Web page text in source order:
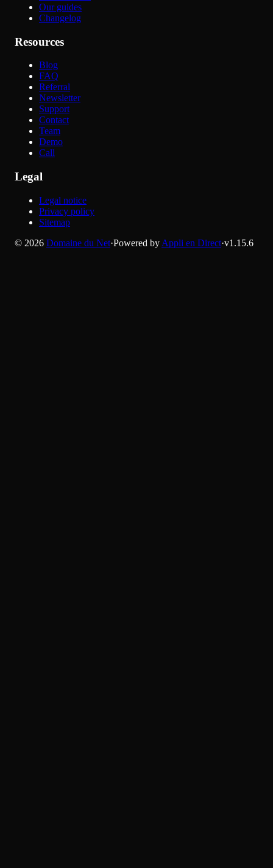
Our guides
Changelog
Resources
Blog
FAQ
Referral
Newsletter
Support
Contact
Team
Demo
Call
Legal
Legal notice
Privacy policy
Sitemap
© 2026 Domaine du Net·Powered by Appli en Direct·v1.15.6